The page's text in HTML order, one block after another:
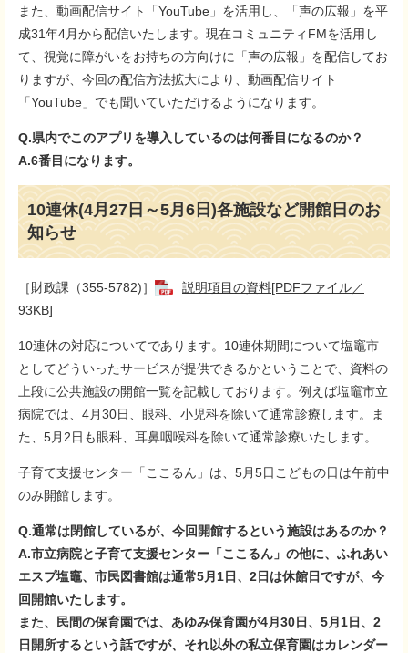
また、動画配信サイト「YouTube」を活用し、「声の広報」を平
成31年4月から配信いたします。現在コミュニティFMを活用し
て、視覚に障がいをお持ちの方向けに「声の広報」を配信してお
りますが、今回の配信方法拡大により、動画配信サイト
「YouTube」でも聞いていただけるようになります。
Q.県内でこのアプリを導入しているのは何番目になるのか？
A.6番目になります。
10連休(4月27日～5月6日)各施設など開館日のお
知らせ
［財政課（355-5782)］
説明項目の資料[PDFファイル／
93KB]
10連休の対応についてであります。10連休期間について塩竈市
としてどういったサービスが提供できるかということで、資料の
上段に公共施設の開館一覧を記載しております。例えば塩竈市立
病院では、4月30日、眼科、小児科を除いて通常診療します。ま
た、5月2日も眼科、耳鼻咽喉科を除いて通常診療いたします。
子育て支援センター「ここるん」は、5月5日こどもの日は午前中
のみ開館します。
Q.通常は閉館しているが、今回開館するという施設はあるのか？
A.市立病院と子育て支援センター「ここるん」の他に、ふれあい
エスプ塩竈、市民図書館は通常5月1日、2日は休館日ですが、今
回開館いたします。
また、民間の保育園では、あゆみ保育園が4月30日、5月1日、2
日開所するという話ですが、それ以外の私立保育園はカレンダー